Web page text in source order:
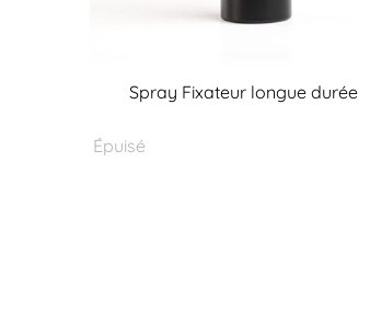
Spray Fixateur longue durée
Épuisé